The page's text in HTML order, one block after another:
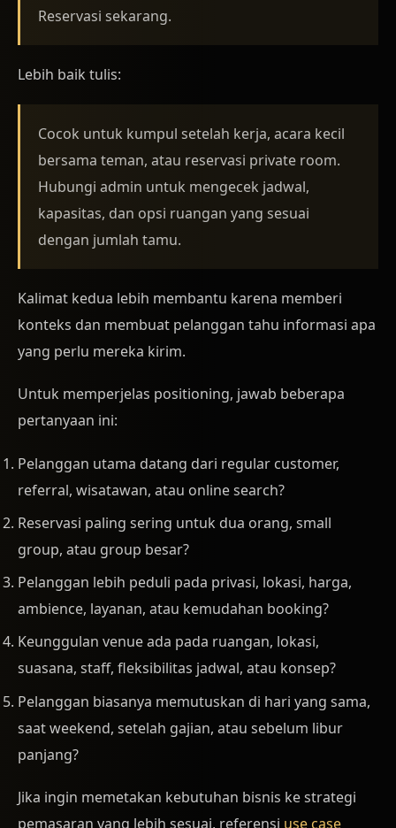
Reservasi sekarang.
Lebih baik tulis:
Cocok untuk kumpul setelah kerja, acara kecil
bersama teman, atau reservasi private room.
Hubungi admin untuk mengecek jadwal,
kapasitas, dan opsi ruangan yang sesuai
dengan jumlah tamu.
Kalimat kedua lebih membantu karena memberi
konteks dan membuat pelanggan tahu informasi apa
yang perlu mereka kirim.
Untuk memperjelas positioning, jawab beberapa
pertanyaan ini:
Pelanggan utama datang dari regular customer,
referral, wisatawan, atau online search?
Reservasi paling sering untuk dua orang, small
group, atau group besar?
Pelanggan lebih peduli pada privasi, lokasi, harga,
ambience, layanan, atau kemudahan booking?
Keunggulan venue ada pada ruangan, lokasi,
suasana, staff, fleksibilitas jadwal, atau konsep?
Pelanggan biasanya memutuskan di hari yang sama,
saat weekend, setelah gajian, atau sebelum libur
panjang?
Jika ingin memetakan kebutuhan bisnis ke strategi
pemasaran yang lebih sesuai, referensi use case